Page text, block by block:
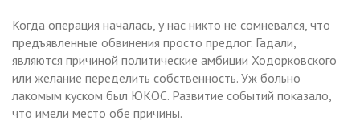
Когда операция началась, у нас никто не сомневался, что
предъявленные обвинения просто предлог. Гадали,
являются причиной политические амбиции Ходорковского
или желание переделить собственность. Уж больно
лакомым куском был ЮКОС. Развитие событий показало,
что имели место обе причины.